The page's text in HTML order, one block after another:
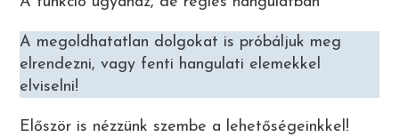
A megoldhatatlan dolgokat is próbáljuk meg
elrendezni, vagy fenti hangulati elemekkel
elviselni!
Először is nézzünk szembe a lehetőségeinkkel!